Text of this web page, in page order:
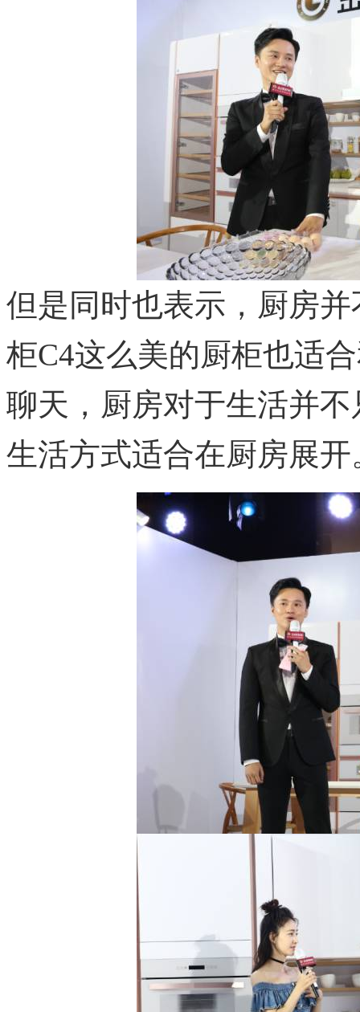
但是同时也表示，厨房
柜C4这么美的厨柜也适合
聊天，厨房对于生活并
生活方式适合在厨房展开